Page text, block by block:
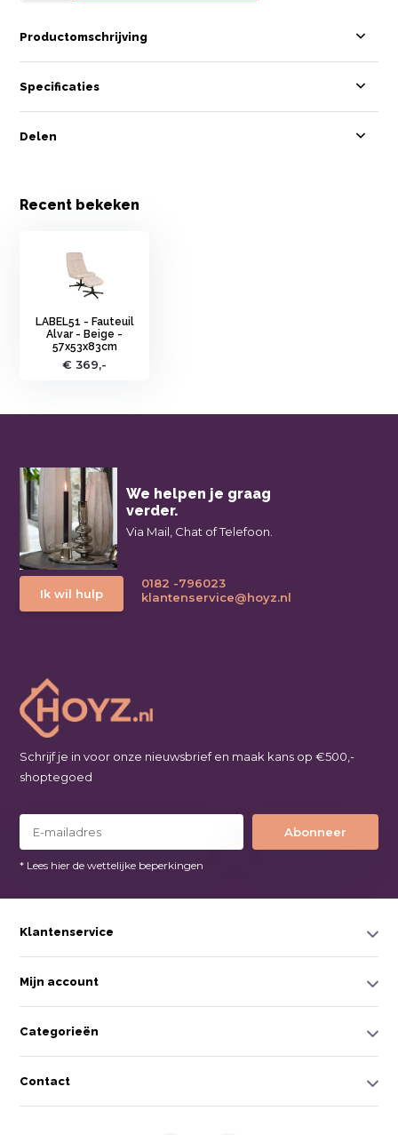
Productomschrijving
Specificaties
Delen
Recent bekeken
LABEL51 - Fauteuil
Alvar - Beige -
57x53x83cm
€ 369,-
We helpen je graag
verder.
Via Mail, Chat of Telefoon.
Ik wil hulp
0182 -796023
klantenservice@hoyz.nl
Schrijf je in voor onze nieuwsbrief en maak kans op €500,-
shoptegoed
Abonneer
* Lees hier de wettelijke beperkingen
Klantenservice
Mijn account
Categorieën
Contact